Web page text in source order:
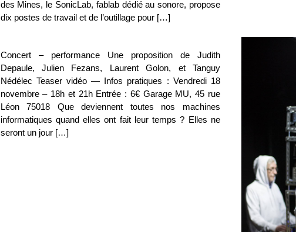
des Mines, le SonicLab, fablab dédié au sonore, propose
dix postes de travail et de l’outillage pour […]
Concert – performance Une proposition de Judith
Depaule, Julien Fezans, Laurent Golon, et Tanguy
Nédélec Teaser vidéo — Infos pratiques : Vendredi 18
novembre – 18h et 21h Entrée : 6€ Garage MU, 45 rue
Léon 75018 Que deviennent toutes nos machines
informatiques quand elles ont fait leur temps ? Elles ne
seront un jour […]